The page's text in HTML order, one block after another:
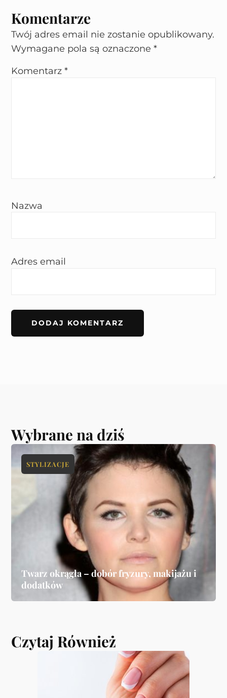
Komentarze
Twój adres email nie zostanie opublikowany.
Wymagane pola są oznaczone*
Komentarz*
Nazwa
Adres email
Wybrane na dziś
Twarz okrągła – dobór fryzury, makijażu i
dodatków
STYLIZACJE
Czytaj Również